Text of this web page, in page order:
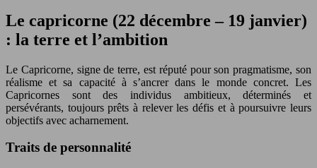
Le capricorne (22 décembre – 19 janvier)
: la terre et l’ambition
Le Capricorne, signe de terre, est réputé pour son pragmatisme, son
réalisme et sa capacité à s’ancrer dans le monde concret. Les
Capricornes sont des individus ambitieux, déterminés et
persévérants, toujours prêts à relever les défis et à poursuivre leurs
objectifs avec acharnement.
Traits de personnalité